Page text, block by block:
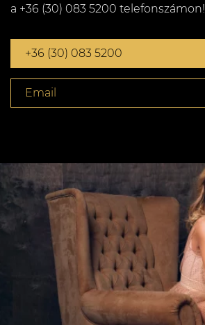
a +36 (30) 083 5200 telefonszámon!
+36 (30) 083 5200
Email